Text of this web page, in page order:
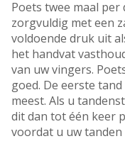
Poets twee maal
zorgvuldig met een
voldoende druk uit
het handvat
van uw vingers.
goed. De eerste
meest. Als u
dit dan tot één keer
voordat u uw